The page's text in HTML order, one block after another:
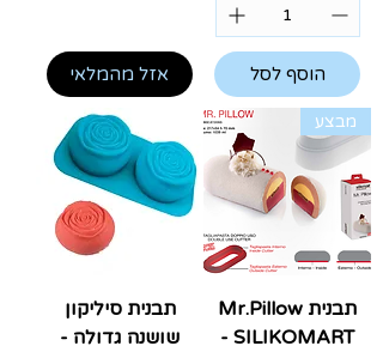
הוסף לסל אזל מהמלאי
מבצע
תבנית Mr.Pillow
- SILIKOMART
תבנית סיליקון
שושנה גדולה -